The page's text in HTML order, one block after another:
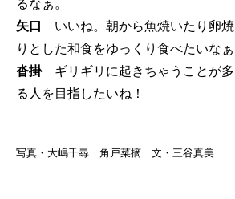
るなぁ。
矢口 いいね。朝から魚焼いたり卵
りとした和食をゆっくり食べたいなぁ
沓掛 ギリギリに起きちゃうことが
る人を目指したいね！
写真・大嶋千尋 角戸菜摘 文・三谷真美